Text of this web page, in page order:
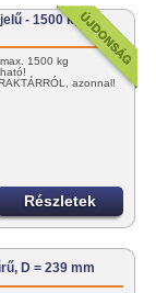
- 1500 kg
1500 kg
azonnal!
Részletek
D = 239 mm